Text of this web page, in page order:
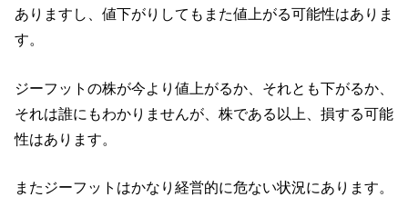
ありますし、値下がりしてもまた値上がる可能性はありま
す。
ジーフットの株が今より値上がるか、それとも下がるか、
それは誰にもわかりませんが、株である以上、損する可能
性はあります。
またジーフットはかなり経営的に危ない状況にあります。